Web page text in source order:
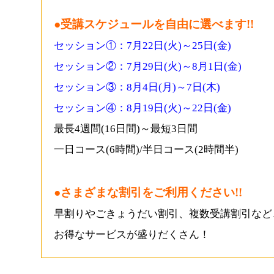
●受講スケジュールを自由に選べます!!
セッション①：7月22日(火)～25日(金)
セッション②：7月29日(火)～8月1日(金)
セッション③：8月4日(月)～7日(木)
セッション④：8月19日(火)～22日(金)
最長4週間(16日間)～最短3日間
一日コース(6時間)/半日コース(2時間半)
●さまざまな割引をご利用ください!!
早割りやごきょうだい割引、複数受講割引な
お得なサービスが盛りだくさん！